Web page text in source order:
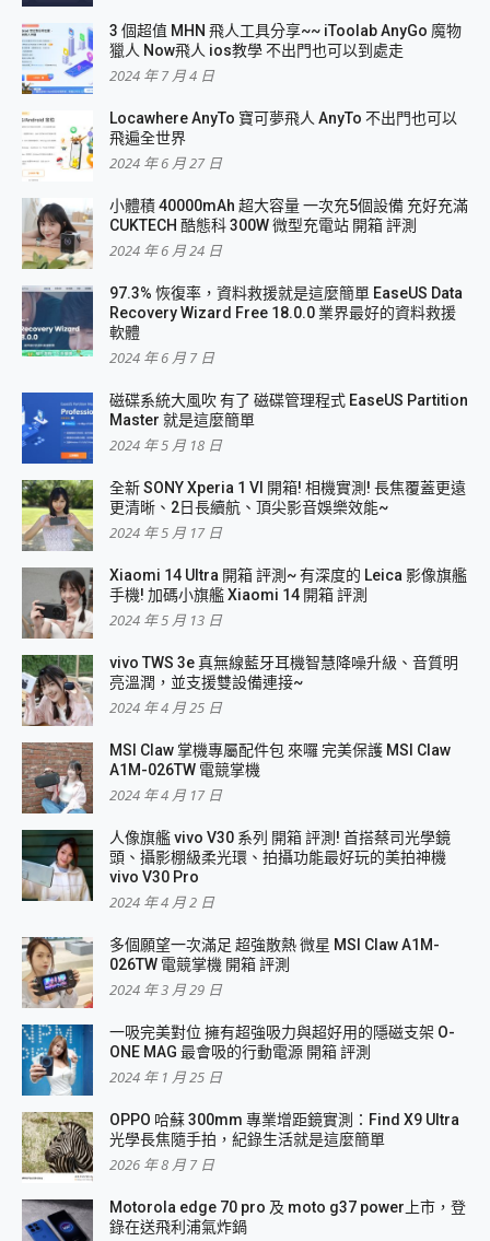
3 個超值 MHN 飛人工具分享~~ iToolab AnyGo 魔物
獵人 Now飛人 ios教學 不出門也可以到處走
2024 年 7 月 4 日
Locawhere AnyTo 寶可夢飛人 AnyTo 不出門也可以
飛遍全世界
2024 年 6 月 27 日
小體積 40000mAh 超大容量 一次充5個設備 充好充滿
CUKTECH 酷態科 300W 微型充電站 開箱 評測
2024 年 6 月 24 日
97.3% 恢復率，資料救援就是這麼簡單 EaseUS Data
Recovery Wizard Free 18.0.0 業界最好的資料救援
軟體
2024 年 6 月 7 日
磁碟系統大風吹 有了 磁碟管理程式 EaseUS Partition
Master 就是這麼簡單
2024 年 5 月 18 日
全新 SONY Xperia 1 VI 開箱! 相機實測! 長焦覆蓋更遠
更清晰、2日長續航、頂尖影音娛樂效能~
2024 年 5 月 17 日
Xiaomi 14 Ultra 開箱 評測~ 有深度的 Leica 影像旗艦
手機! 加碼小旗艦 Xiaomi 14 開箱 評測
2024 年 5 月 13 日
vivo TWS 3e 真無線藍牙耳機智慧降噪升級、音質明
亮溫潤，並支援雙設備連接~
2024 年 4 月 25 日
MSI Claw 掌機專屬配件包 來囉 完美保護 MSI Claw
A1M-026TW 電競掌機
2024 年 4 月 17 日
人像旗艦 vivo V30 系列 開箱 評測! 首搭蔡司光學鏡
頭、攝影棚級柔光環、拍攝功能最好玩的美拍神機
vivo V30 Pro
2024 年 4 月 2 日
多個願望一次滿足 超強散熱 微星 MSI Claw A1M-
026TW 電競掌機 開箱 評測
2024 年 3 月 29 日
一吸完美對位 擁有超強吸力與超好用的隱磁支架 O-
ONE MAG 最會吸的行動電源 開箱 評測
2024 年 1 月 25 日
OPPO 哈蘇 300mm 專業增距鏡實測：Find X9 Ultra
光學長焦隨手拍，紀錄生活就是這麼簡單
2026 年 8 月 7 日
Motorola edge 70 pro 及 moto g37 power上市，登
錄在送飛利浦氣炸鍋